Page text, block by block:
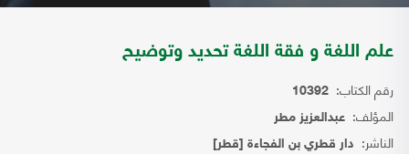
علم اللغة و فقة اللغة تحديد وتوضيح
رقم الكتاب: 10392
المؤلف: عبدالعزيز مطر
الناشر: دار قطري بن الفجاءة [قطر]